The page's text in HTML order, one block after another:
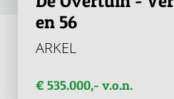
en 56
ARKEL
€ 535.000,- v.o.n.